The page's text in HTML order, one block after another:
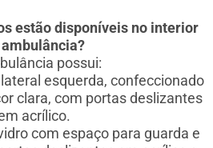
estão disponíveis no interior
possui:
esquerda, confeccionado
clara, com portas deslizantes
acrílico.
com espaço para guarda e